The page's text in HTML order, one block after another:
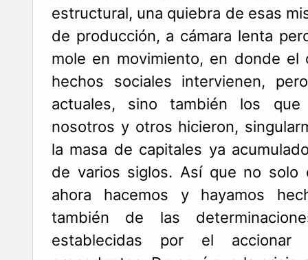
estructural, una quiebra de esas
de producción, a cámara lenta
mole en movimiento, en donde
hechos sociales intervienen,
actuales, sino también los que
nosotros y otros hicieron,
la masa de capitales ya
de varios siglos. Así que no solo
ahora hacemos y hayamos
también de las
establecidas por el accionar